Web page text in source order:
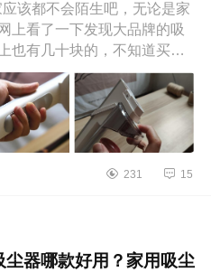
该都不会陌生吧，无论是家
上看了一下发现大品牌的吸
也有几十块的，不知道买啥
231 15
尘器哪款好用？家用吸尘